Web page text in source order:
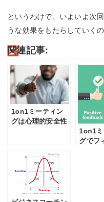
というわけで、いよいよ次
うな効果をもたらしていく
関連記事:
1on1ミーティン
グは心理的安全性
1on1
グでフ